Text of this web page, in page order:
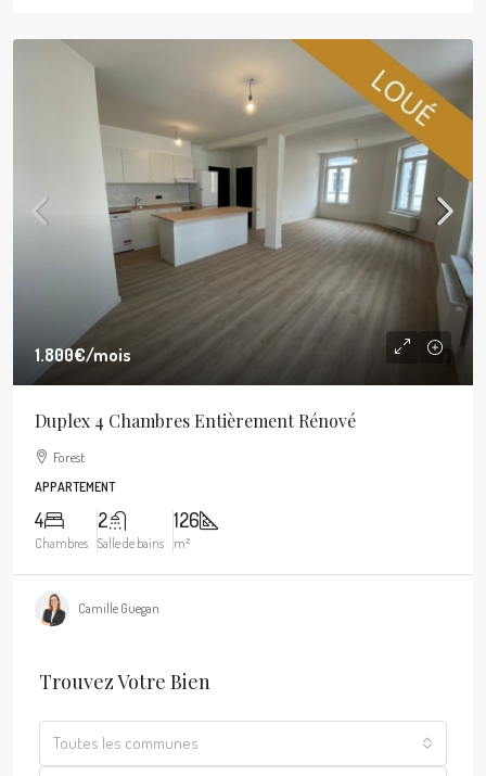
1.800€/mois
Duplex 4 Chambres Entièrement Rénové
Forest
APPARTEMENT
4
Chambres
2
Salle de bains
126
m²
Camille Guegan
Trouvez Votre Bien
Toutes les communes